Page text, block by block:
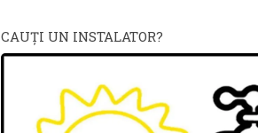
CAUŢI UN INSTALATOR?